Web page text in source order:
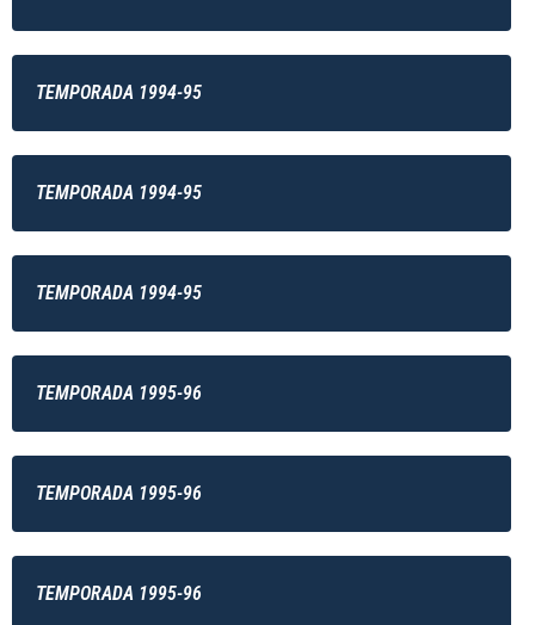
TEMPORADA 1994-95
TEMPORADA 1994-95
TEMPORADA 1994-95
TEMPORADA 1995-96
TEMPORADA 1995-96
TEMPORADA 1995-96